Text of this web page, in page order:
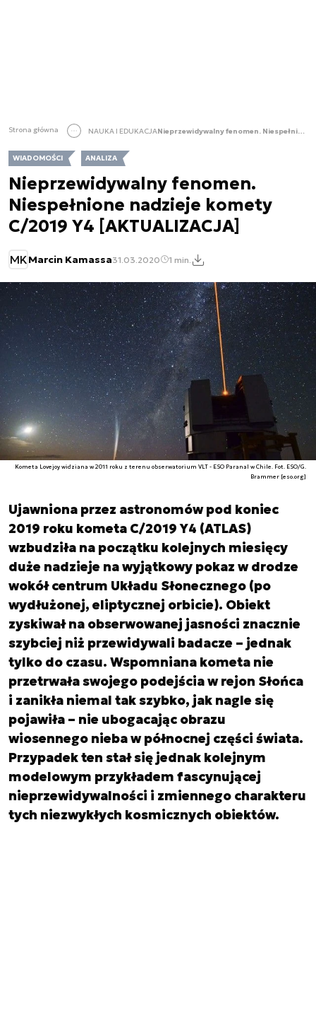
Strona główna NAUKA I EDUKACJA Nieprzewidywalny fenomen. Niespełnione nadzieje komety C/2019 Y4 [AKTUALIZACJA]
WIADOMOŚCI ANALIZA
Nieprzewidywalny fenomen.
Niespełnione nadzieje komety
C/2019 Y4 [AKTUALIZACJA]
MKMarcin Kamassa31.03.2020 1 min.
Kometa Lovejoy widziana w 2011 roku z terenu obserwatorium VLT - ESO Paranal w Chile. Fot. ESO/G.
Brammer [eso.org]
Ujawniona przez astronomów pod koniec
2019 roku kometa C/2019 Y4 (ATLAS)
wzbudziła na początku kolejnych miesięcy
duże nadzieje na wyjątkowy pokaz w drodze
wokół centrum Układu Słonecznego (po
wydłużonej, eliptycznej orbicie). Obiekt
zyskiwał na obserwowanej jasności znacznie
szybciej niż przewidywali badacze – jednak
tylko do czasu. Wspomniana kometa nie
przetrwała swojego podejścia w rejon Słońca
i zanikła niemal tak szybko, jak nagle się
pojawiła – nie ubogacając obrazu
wiosennego nieba w północnej części świata.
Przypadek ten stał się jednak kolejnym
modelowym przykładem fascynującej
nieprzewidywalności i zmiennego charakteru
tych niezwykłych kosmicznych obiektów.